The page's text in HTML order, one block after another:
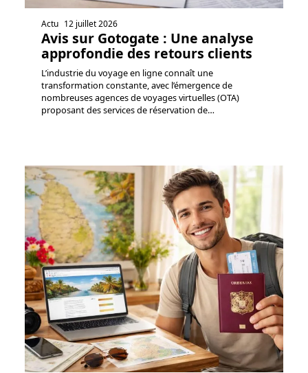
Actu 12 juillet 2026
Avis sur Gotogate : Une analyse
approfondie des retours clients
L’industrie du voyage en ligne connaît une
transformation constante, avec l’émergence de
nombreuses agences de voyages virtuelles (OTA)
proposant des services de réservation de…